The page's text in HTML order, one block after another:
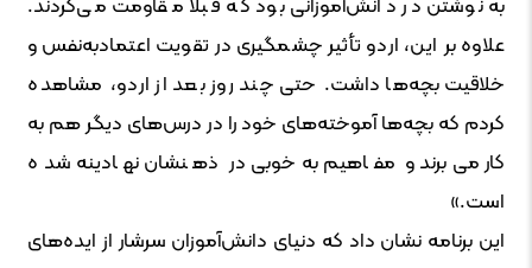
به نوشتن در دانش‌آموزانی بود که قبلاً مقاومت می‌کردند.
علاوه بر این، اردو تأثیر چشمگیری در تقویت اعتمادبه‌نفس و
خلاقیت بچه‌ها داشت. حتی چند روز بعد از اردو، مشاهده
کردم که بچه‌ها آموخته‌های خود را در درس‌های دیگر هم به
کار می‌برند و مفاهیم به‌خوبی در ذهنشان نهادینه شده
است.»
این برنامه نشان داد که دنیای دانش‌آموزان سرشار از ایده‌های